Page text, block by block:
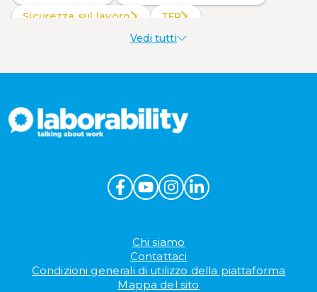
Sicurezza sul lavoro
TFR
Vedi tutti
Chi siamo
Contattaci
Condizioni generali di utilizzo della piattaforma
Mappa del sito